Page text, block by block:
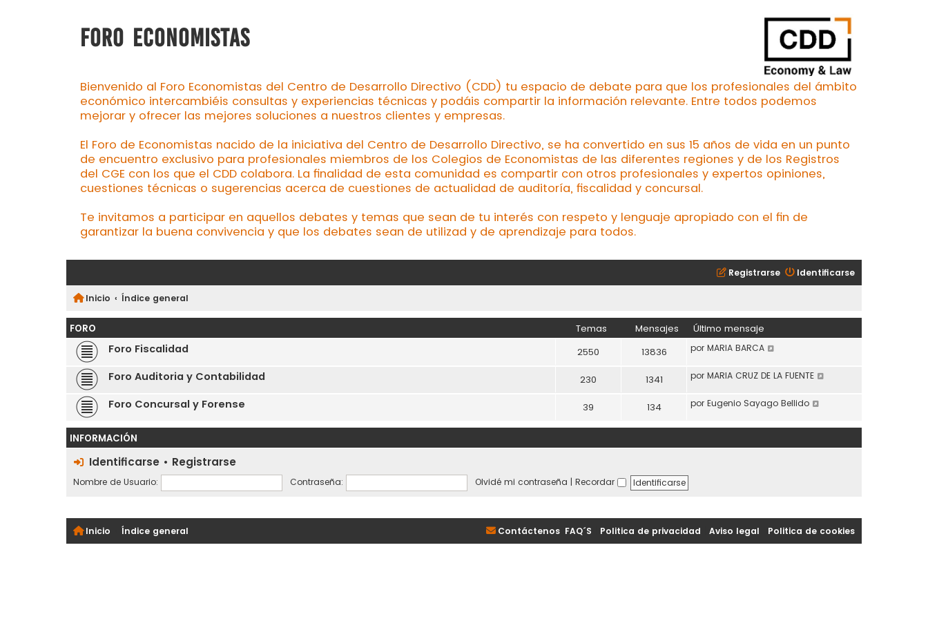
FORO ECONOMISTAS
Bienvenido al Foro Economistas del Centro de Desarrollo Directivo (CDD) tu espacio de debate para que los profesionales del ámbito
económico intercambiéis consultas y experiencias técnicas y podáis compartir la información relevante. Entre todos podemos
mejorar y ofrecer las mejores soluciones a nuestros clientes y empresas.
El Foro de Economistas nacido de la iniciativa del Centro de Desarrollo Directivo, se ha convertido en sus 15 años de vida en un punto
de encuentro exclusivo para profesionales miembros de los Colegios de Economistas de las diferentes regiones y de los Registros
del CGE con los que el CDD colabora. La finalidad de esta comunidad es compartir con otros profesionales y expertos opiniones,
cuestiones técnicas o sugerencias acerca de cuestiones de actualidad de auditoría, fiscalidad y concursal.
Te invitamos a participar en aquellos debates y temas que sean de tu interés con respeto y lenguaje apropiado con el fin de
garantizar la buena convivencia y que los debates sean de utilizad y de aprendizaje para todos.
Identificarse
Registrarse
Inicio Índice general
FORO Temas Mensajes Último mensaje
Foro Fiscalidad 2550 13836 por MARIA BARCA
Foro Auditoria y Contabilidad 230 1341 por MARIA CRUZ DE LA FUENTE
Foro Concursal y Forense 39 134 por Eugenio Sayago Bellido
INFORMACIÓN
Identificarse• Registrarse
Nombre de Usuario: Contraseña: Olvidé mi contraseña | Recordar
Inicio Índice general FAQ´S Politica de privacidad Aviso legal Politica de cookies
Contáctenos